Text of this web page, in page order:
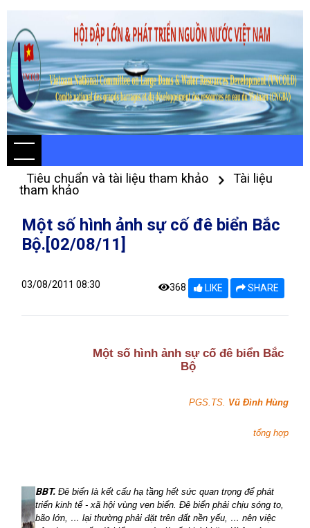
Tiêu chuẩn và tài liệu tham khảo
Tài liệu
tham khảo
Một số hình ảnh sự cố đê biển Bắc
Bộ.[02/08/11]
03/08/2011 08:30 368 LIKE SHARE
Một số hình ảnh sự cố đê biển Bắc
Bộ
PGS.TS. Vũ Đình Hùng
tổng hợp
BBT. Đê biển là kết cấu hạ tầng hết sức quan trọng để phát
triển kinh tế - xã hội vùng ven biển. Đê biển phải chịu sóng to,
bão lớn, … lại thường phải đặt trên đất nền yếu, … nên việc